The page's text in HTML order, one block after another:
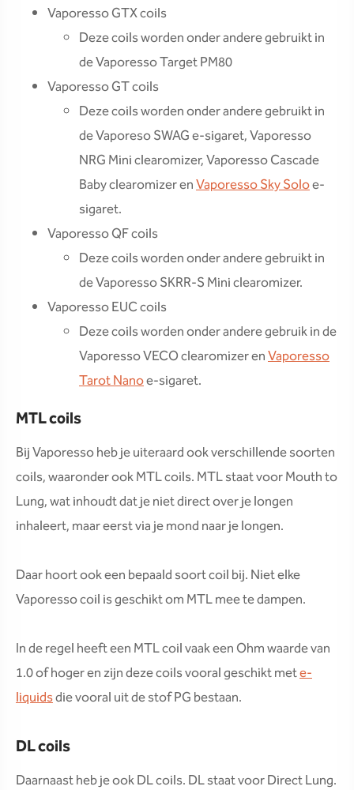
Vaporesso GTX coils
Deze coils worden onder andere gebruikt in
de Vaporesso Target PM80
Vaporesso GT coils
Deze coils worden onder andere gebruikt in
de Vaporeso SWAG e-sigaret, Vaporesso
NRG Mini clearomizer, Vaporesso Cascade
Baby clearomizer enVaporesso Sky Soloe-
sigaret.
Vaporesso QF coils
Deze coils worden onder andere gebruikt in
de Vaporesso SKRR-S Mini clearomizer.
Vaporesso EUC coils
Deze coils worden onder andere gebruik in de
Vaporesso VECO clearomizer enVaporesso
Tarot Nanoe-sigaret.
MTL coils
Bij Vaporesso heb je uiteraard ook verschillende soorten
coils, waaronder ook MTL coils. MTL staat voor Mouth to
Lung, wat inhoudt dat je niet direct over je longen
inhaleert, maar eerst via je mond naar je longen.
Daar hoort ook een bepaald soort coil bij. Niet elke
Vaporesso coil is geschikt om MTL mee te dampen.
In de regel heeft een MTL coil vaak een Ohm waarde van
1.0 of hoger en zijn deze coils vooral geschikt mete-
liquidsdie vooral uit de stof PG bestaan.
DL coils
Daarnaast heb je ook DL coils. DL staat voor Direct Lung.